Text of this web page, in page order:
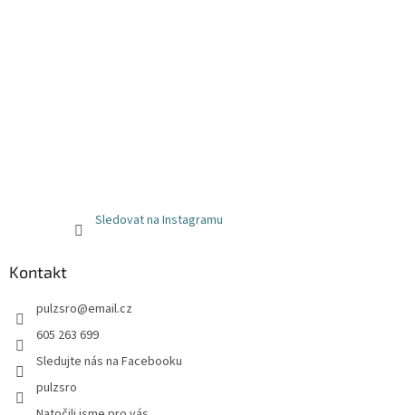
Sledovat na Instagramu
Kontakt
pulzsro@email.cz
605 263 699
Sledujte nás na Facebooku
pulzsro